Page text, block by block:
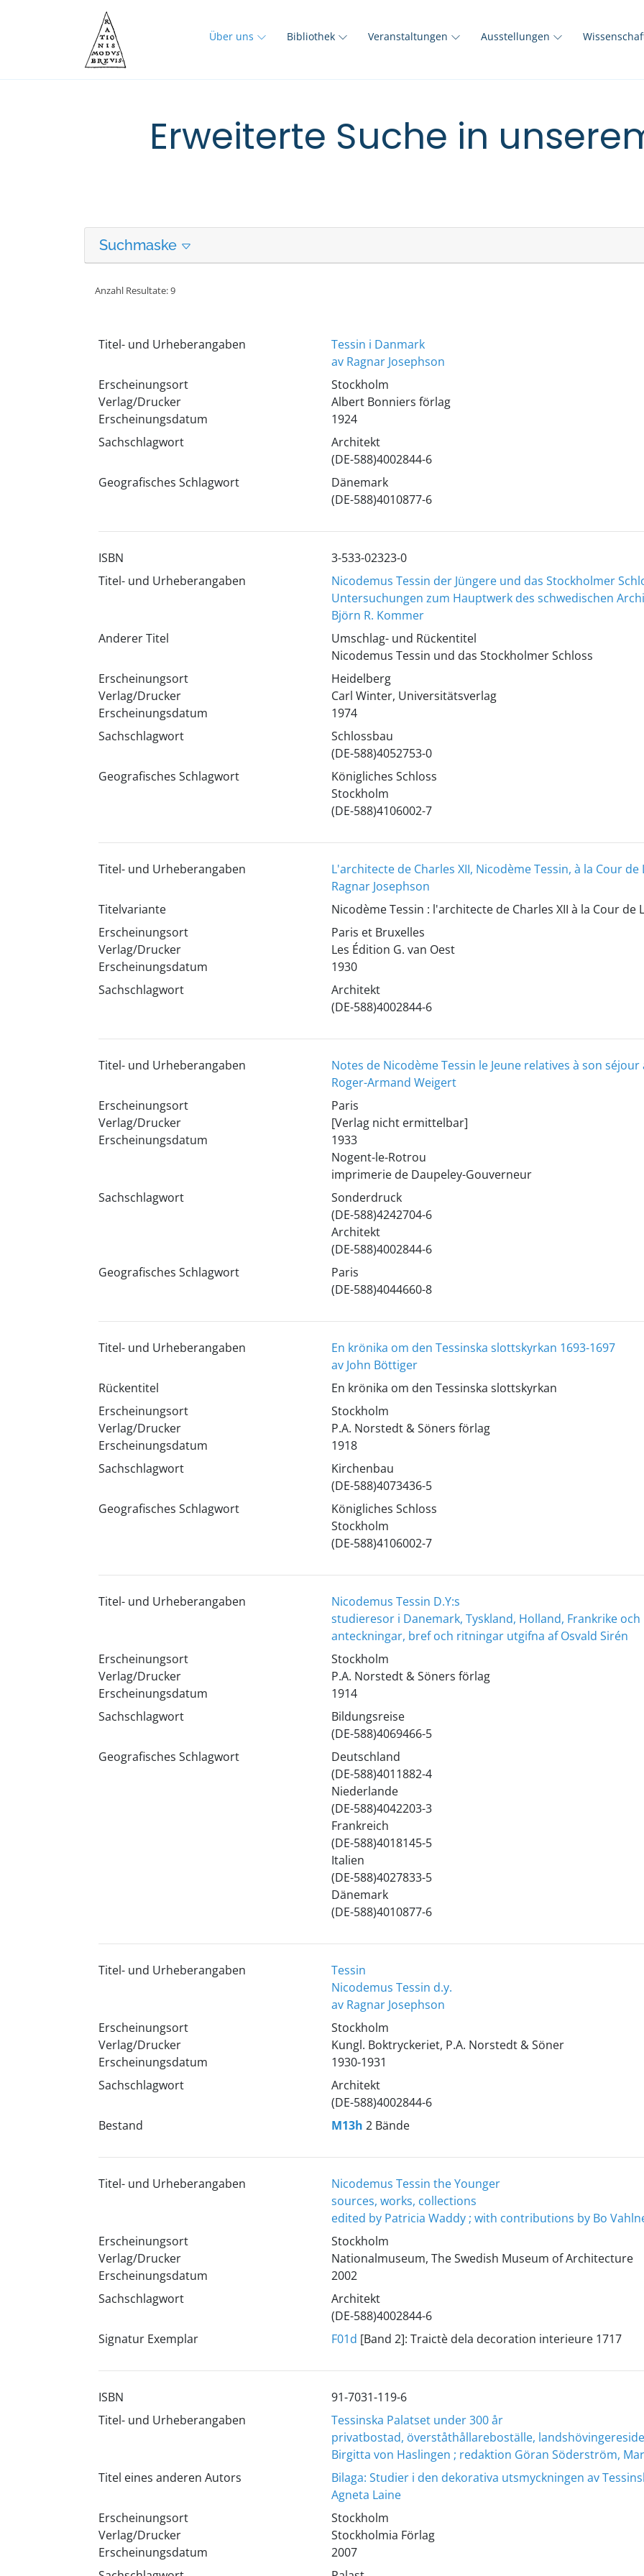
Über uns Bibliothek Veranstaltungen Ausstellungen
Erweiterte Suche in
Suchmaske
Anzahl Resultate: 9
Titel- und Urheberangaben
Tessin i Danmark
av Ragnar Josephson
Erscheinungsort
Verlag/Drucker
Erscheinungsdatum
Stockholm
Albert Bonniers förlag
1924
Sachschlagwort
Architekt
(DE-588)4002844-6
Geografisches Schlagwort
Dänemark
(DE-588)4010877-6
ISBN
3-533-02323-0
Titel- und Urheberangaben
Nicodemus Tessin der Jüngere und das Stockholmer
Untersuchungen zum Hauptwerk des schwedischen
Björn R. Kommer
Anderer Titel
Umschlag- und Rückentitel
Nicodemus Tessin und das Stockholmer Schloss
Erscheinungsort
Verlag/Drucker
Erscheinungsdatum
Heidelberg
Carl Winter, Universitätsverlag
1974
Sachschlagwort
Schlossbau
(DE-588)4052753-0
Geografisches Schlagwort
Königliches Schloss
Stockholm
(DE-588)4106002-7
Titel- und Urheberangaben
L'architecte de Charles XII, Nicodème Tessin, à la Cour de
Ragnar Josephson
Titelvariante
Nicodème Tessin : l'architecte de Charles XII à la Cour de
Erscheinungsort
Verlag/Drucker
Erscheinungsdatum
Paris et Bruxelles
Les Édition G. van Oest
1930
Sachschlagwort
Architekt
(DE-588)4002844-6
Titel- und Urheberangaben
Notes de Nicodème Tessin le Jeune relatives à son séjour
Roger-Armand Weigert
Erscheinungsort
Verlag/Drucker
Erscheinungsdatum
Paris
[Verlag nicht ermittelbar]
1933
Nogent-le-Rotrou
imprimerie de Daupeley-Gouverneur
Sachschlagwort
Sonderdruck
(DE-588)4242704-6
Architekt
(DE-588)4002844-6
Geografisches Schlagwort
Paris
(DE-588)4044660-8
Titel- und Urheberangaben
En krönika om den Tessinska slottskyrkan 1693-1697
av John Böttiger
Rückentitel
En krönika om den Tessinska slottskyrkan
Erscheinungsort
Verlag/Drucker
Erscheinungsdatum
Stockholm
P.A. Norstedt & Söners förlag
1918
Sachschlagwort
Kirchenbau
(DE-588)4073436-5
Geografisches Schlagwort
Königliches Schloss
Stockholm
(DE-588)4106002-7
Titel- und Urheberangaben
Nicodemus Tessin D.Y:s
studieresor i Danemark, Tyskland, Holland, Frankrike och
anteckningar, bref och ritningar utgifna af Osvald Sirén
Erscheinungsort
Verlag/Drucker
Erscheinungsdatum
Stockholm
P.A. Norstedt & Söners förlag
1914
Sachschlagwort
Bildungsreise
(DE-588)4069466-5
Geografisches Schlagwort
Deutschland
(DE-588)4011882-4
Niederlande
(DE-588)4042203-3
Frankreich
(DE-588)4018145-5
Italien
(DE-588)4027833-5
Dänemark
(DE-588)4010877-6
Titel- und Urheberangaben
Tessin
Nicodemus Tessin d.y.
av Ragnar Josephson
Erscheinungsort
Verlag/Drucker
Erscheinungsdatum
Stockholm
Kungl. Boktryckeriet, P.A. Norstedt & Söner
1930-1931
Sachschlagwort
Architekt
(DE-588)4002844-6
Bestand
M13h 2 Bände
Titel- und Urheberangaben
Nicodemus Tessin the Younger
sources, works, collections
edited by Patricia Waddy ; with contributions by Bo
Erscheinungsort
Verlag/Drucker
Erscheinungsdatum
Stockholm
Nationalmuseum, The Swedish Museum of Architecture
2002
Sachschlagwort
Architekt
(DE-588)4002844-6
Signatur Exemplar
F01d [Band 2]: Traictè dela decoration interieure 1717
ISBN
91-7031-119-6
Titel- und Urheberangaben
Tessinska Palatset under 300 år
privatbostad, överståthållareboställe,
Birgitta von Haslingen ; redaktion Göran Söderström,
Titel eines anderen Autors
Bilaga: Studier i den dekorativa utsmyckningen av
Agneta Laine
Erscheinungsort
Verlag/Drucker
Erscheinungsdatum
Stockholm
Stockholmia Förlag
2007